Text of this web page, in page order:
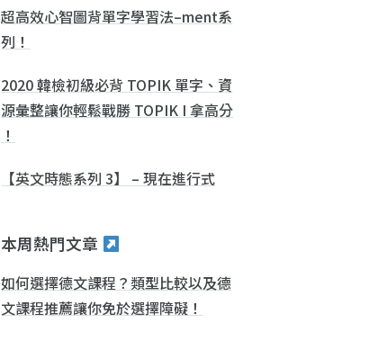
超高效心智圖背單字學習法–ment系
列！
2020 韓檢初級必背 TOPIK 單字、資
源彙整讓你輕鬆戰勝 TOPIK I 拿高分
！
【英文時態系列 3】 – 現在進行式
本周熱門文章
如何選擇德文課程？類型比較以及德
文課程推薦讓你免於選擇障礙！